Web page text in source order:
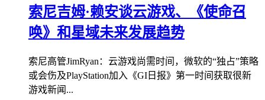
索尼吉姆·赖安谈云游戏、《使命召
唤》和星域未来发展趋势
索尼高管JimRyan：云游戏尚需时间，微软的“独占”策略
或会伤及PlayStation加入《GI日报》第一时间获取很新
游戏新闻...